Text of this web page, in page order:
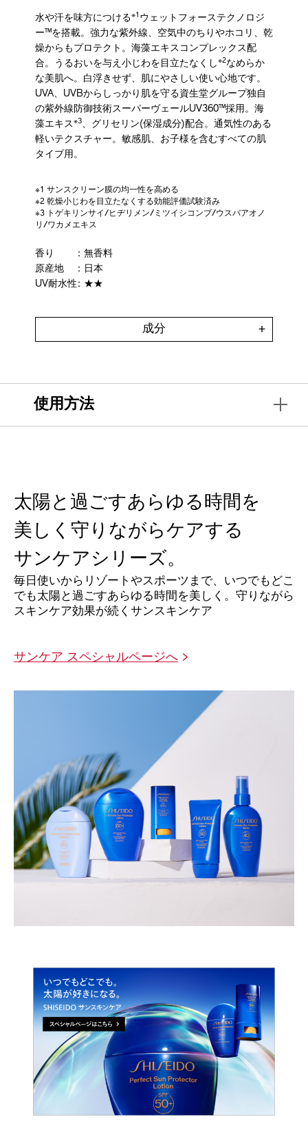
水や汗を味方につける※1 ウェットフォーステクノロジ
ー™を搭載。強力な紫外線、空気中のちりやホコリ、乾
燥からもプロテクト。海藻エキスコンプレックス配
合。うるおいを与え小じわを目立たなくし※2なめらか
な美肌へ。白浮きせず、肌にやさしい使い心地です。
UVA、UVBからしっかり肌を守る資生堂グループ独自
の紫外線防御技術スーパーヴェールUV360™採用。海
藻エキス※3、グリセリン(保湿成分)配合。通気性のある
軽いテクスチャー。敏感肌、お子様を含むすべての肌
タイプ用。
※1 サンスクリーン膜の均一性を高める
※2 乾燥小じわを目立たなくする効能評価試験済み
※3 トゲキリンサイ/ヒヂリメン/ミツイシコンブ/ウスバアオノ
リ/ワカメエキス
香り
：無香料
原産地
：日本
UV耐水性：★★
成分
使用方法
太陽と過ごすあらゆる時間を
美しく守りながらケアする
サンケアシリーズ。
毎日使いからリゾートやスポーツまで、 いつでもどこ
でも太陽と過ごすあらゆる時間を美しく。 守りながら
スキンケア効果が続くサンスキンケア
サンケア スペシャルページへ >